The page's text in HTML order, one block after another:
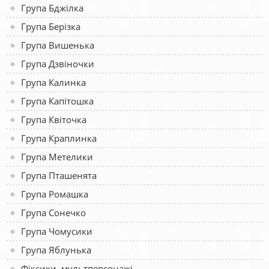
Група Бджілка
Група Берізка
Група Вишенька
Група Дзвіночки
Група Калинка
Група Капітошка
Група Квіточка
Група Краплинка
Група Метелики
Група Пташенята
Група Ромашка
Група Сонечко
Група Чомусики
Група Яблунька